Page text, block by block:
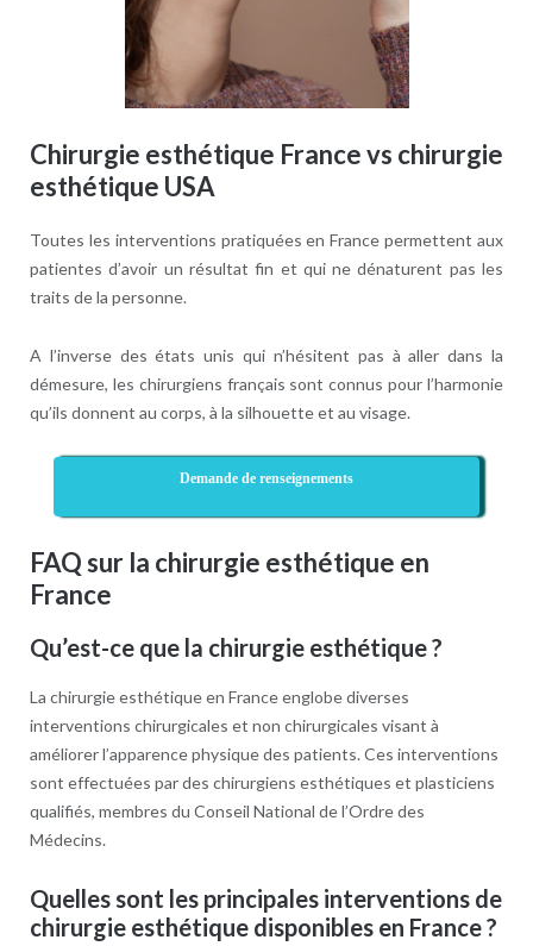
Chirurgie esthétique France vs chirurgie
esthétique USA
Toutes les interventions pratiquées en France permettent aux
patientes d’avoir un résultat fin et qui ne dénaturent pas les
traits de la personne.
A l’inverse des états unis qui n’hésitent pas à aller dans la
démesure, les chirurgiens français sont connus pour l’harmonie
qu’ils donnent au corps, à la silhouette et au visage.
Demande de renseignements
FAQ sur la chirurgie esthétique en
France
Qu’est-ce que la chirurgie esthétique ?
La chirurgie esthétique en France englobe diverses
interventions chirurgicales et non chirurgicales visant à
améliorer l’apparence physique des patients. Ces interventions
sont effectuées par des chirurgiens esthétiques et plasticiens
qualifiés, membres du Conseil National de l’Ordre des
Médecins.
Quelles sont les principales interventions de
chirurgie esthétique disponibles en France ?